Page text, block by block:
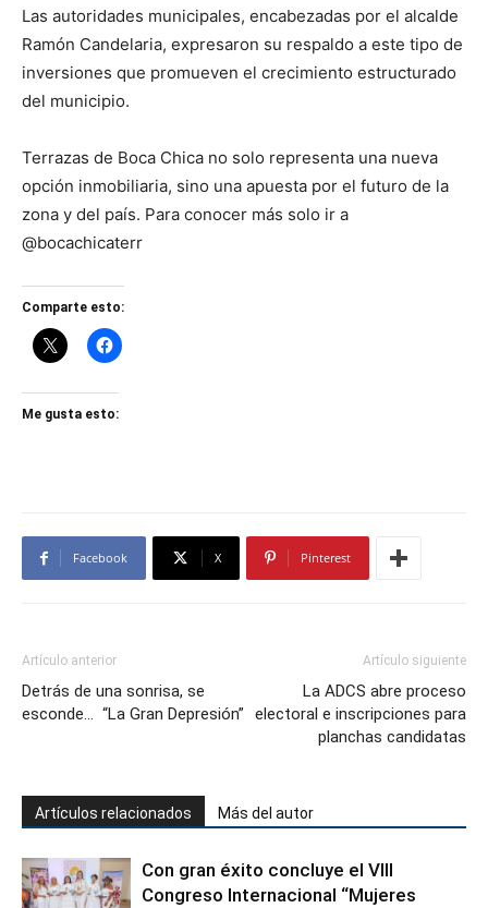
Las autoridades municipales, encabezadas por el alcalde
Ramón Candelaria, expresaron su respaldo a este tipo de
inversiones que promueven el crecimiento estructurado
del municipio.
Terrazas de Boca Chica no solo representa una nueva
opción inmobiliaria, sino una apuesta por el futuro de la
zona y del país. Para conocer más solo ir a
@bocachicaterr
Comparte esto:
Me gusta esto:
Facebook X Pinterest
Artículo anterior
Detrás de una sonrisa, se
esconde… “La Gran Depresión”
Artículo siguiente
La ADCS abre proceso
electoral e inscripciones para
planchas candidatas
Artículos relacionados Más del autor
Con gran éxito concluye el VIII
Congreso Internacional “Mujeres